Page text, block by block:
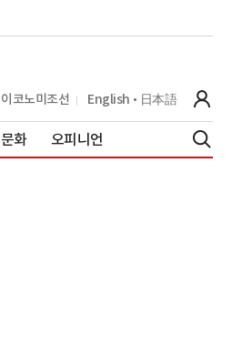
이코노미조선 English 日本語
문화 오피니언